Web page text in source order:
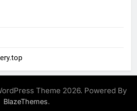
Theme 2026. Powered By
BlazeThemes.